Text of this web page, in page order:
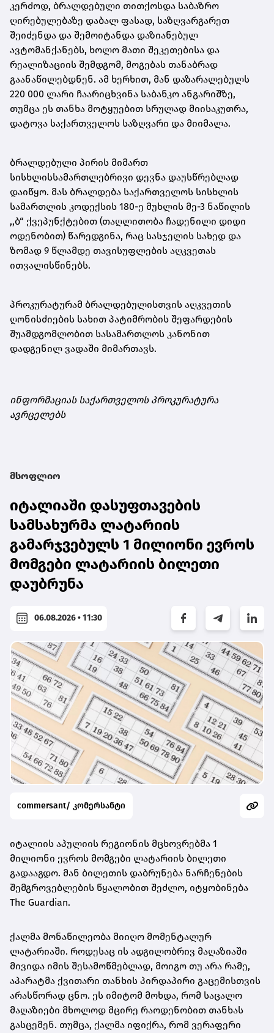
კერძოდ, ბრალდებული თითქოსდა საბაზრო
ღირებულებაზე დაბალ ფასად, საზღვარგარეთ
შეიძენდა და შემოიტანდა დაზიანებულ
ავტომანქანებს, ხოლო მათი შეკეთებისა და
რეალიზაციის შემდგომ, მოგებას თანაბრად
გაანაწილებდნენ. ამ ხერხით, მან დაზარალებულს
220 000 ლარი ჩაარიცხვინა საბანკო ანგარიშზე,
თუმცა ეს თანხა მოტყუებით სრულად მიისაკუთრა,
დატოვა საქართველოს საზღვარი და მიიმალა.
ბრალდებული პირის მიმართ
სისხლისსამართლებრივი დევნა დაუსწრებლად
დაიწყო. მას ბრალდება საქართველოს სისხლის
სამართლის კოდექსის 180-ე მუხლის მე-3 ნაწილის
,,ბ“ ქვეპუნქტებით (თაღლითობა ჩადენილი დიდი
ოდენობით) წარედგინა, რაც სასჯელის სახედ და
ზომად 9 წლამდე თავისუფლების აღკვეთას
ითვალისწინებს.
პროკურატურამ ბრალდებულისთვის აღკვეთის
ღონისძიების სახით პატიმრობის შეფარდების
შუამდგომლობით სასამართლოს კანონით
დადგენილ ვადაში მიმართავს.
ინფორმაციას საქართველოს პროკურატურა
ავრცელებს
მსოფლიო
იტალიაში დასუფთავების
სამსახურმა ლატარიის
გამარჯვებულს 1 მილიონი ევროს
მომგები ლატარიის ბილეთი
დაუბრუნა
06.08.2026 • 11:30
commersant/ კომერსანტი
იტალიის აპულიის რეგიონის მცხოვრებმა 1
მილიონი ევროს მომგები ლატარიის ბილეთი
გადააგდო. მან ბილეთის დაბრუნება ნარჩენების
შემგროვებლების წყალობით შეძლო, იტყობინება
The Guardian.
ქალმა მონაწილეობა მიიღო მომენტალურ
ლატარიაში. როდესაც ის ადგილობრივ მაღაზიაში
მივიდა იმის შესამოწმებლად, მოიგო თუ არა რამე,
აპარატმა ქვითარი თანხის პირდაპირი გაცემისთვის
არასწორად ცნო. ეს იმიტომ მოხდა, რომ საცალო
მაღაზიები მხოლოდ მცირე რაოდენობით თანხას
გასცემენ. თუმცა, ქალმა იფიქრა, რომ ვერაფერი